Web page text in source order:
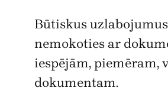
Būtiskus
nemokoties ar
iespējām, piemēram,
dokumentam.